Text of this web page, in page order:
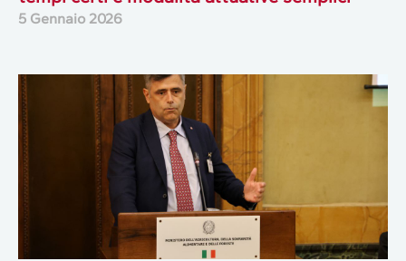
5 Gennaio 2026